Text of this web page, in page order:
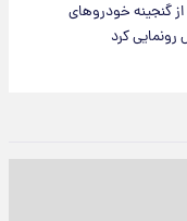
از گنجینه خودروهای
کرد